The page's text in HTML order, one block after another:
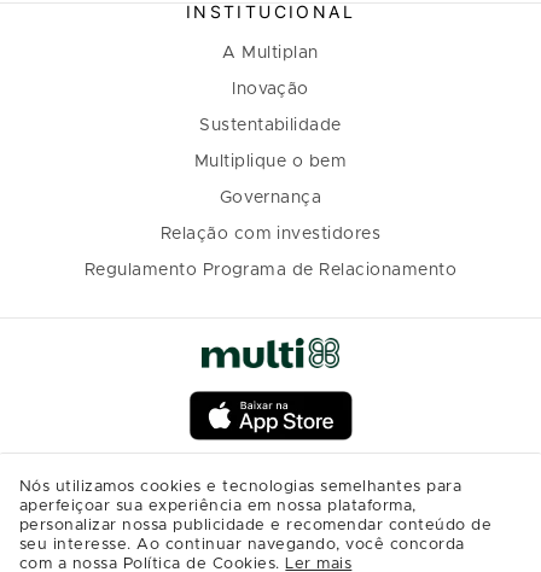
INSTITUCIONAL
A Multiplan
Inovação
Sustentabilidade
Multiplique o bem
Governança
Relação com investidores
Regulamento Programa de Relacionamento
Nós utilizamos cookies e tecnologias semelhantes para
aperfeiçoar sua experiência em nossa plataforma,
personalizar nossa publicidade e recomendar conteúdo de
seu interesse. Ao continuar navegando, você concorda
com a nossa Política de Cookies. Ler mais